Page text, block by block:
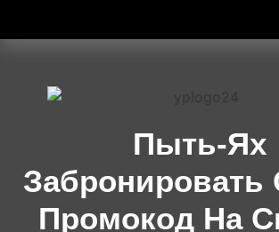
Пыть-Ях
Забронировать
Промокод На